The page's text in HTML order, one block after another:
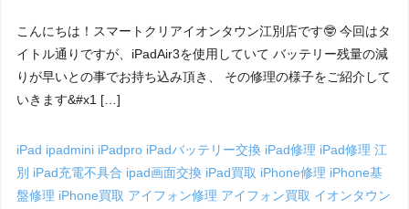
こんにちは！スマートクリアイオンタウン江別店です🤓 今回はタ
イトル通りですが、iPadAir3を使用していて バッテリー残量の減
りが早いとの事でお持ち込み頂き、 その修理の様子をご紹介して
いきます&#x1 […]
iPad ipadmini iPadpro iPadバッテリー交換 iPad修理 iPad修理 江
別 iPad充電不具合 ipad画面交換 iPad買取 iPhone修理 iPhone基
盤修理 iPhone買取 アイフォン修理 アイフォン買取 イオンタウン